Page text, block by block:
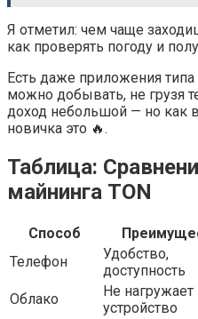
Я отметил: чем чаще
как проверять погоду и
Есть даже приложения типа
можно добывать, не грузя
доход небольшой — но как
новичка это 🔥.
Таблица:
майнинга TON
Способ
Телефон
Удобство,
доступность
Облако
Не нагружает
устройство